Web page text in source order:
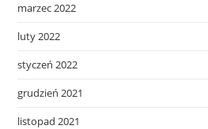
marzec 2022
luty 2022
styczeń 2022
grudzień 2021
listopad 2021